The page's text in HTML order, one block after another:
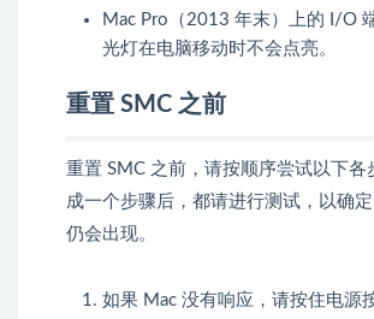
Mac Pro（2013 年末）上的 I/O
光灯在电脑移动时不会点亮。
重置 SMC 之前
重置 SMC 之前，请按顺序尝试以下各
成一个步骤后，都请进行测试，以确
仍会出现。
如果 Mac 没有响应，请按住电源